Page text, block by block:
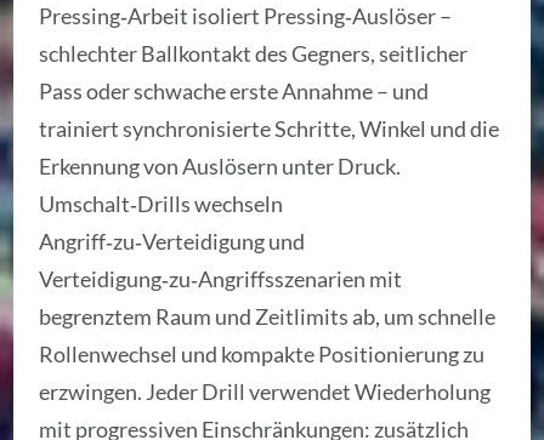
Pressing‑Arbeit isoliert Pressing‑Auslöser –
schlechter Ballkontakt des Gegners, seitlicher
Pass oder schwache erste Annahme – und
trainiert synchronisierte Schritte, Winkel und die
Erkennung von Auslösern unter Druck.
Umschalt‑Drills wechseln
Angriff‑zu‑Verteidigung und
Verteidigung‑zu‑Angriffsszenarien mit
begrenztem Raum und Zeitlimits ab, um schnelle
Rollenwechsel und kompakte Positionierung zu
erzwingen. Jeder Drill verwendet Wiederholung
mit progressiven Einschränkungen: zusätzlich